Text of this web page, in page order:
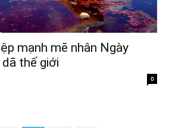
mạnh mẽ nhân Ngày
thế giới
0